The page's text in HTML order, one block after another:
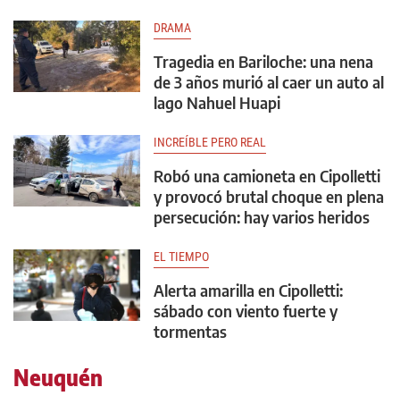
DRAMA
Tragedia en Bariloche: una nena
de 3 años murió al caer un auto al
lago Nahuel Huapi
INCREÍBLE PERO REAL
Robó una camioneta en Cipolletti
y provocó brutal choque en plena
persecución: hay varios heridos
EL TIEMPO
Alerta amarilla en Cipolletti:
sábado con viento fuerte y
tormentas
Neuquén